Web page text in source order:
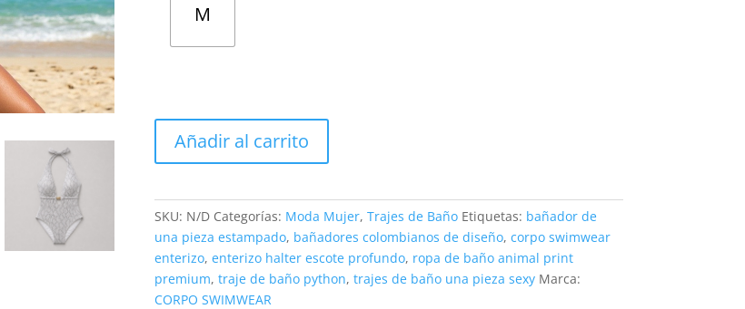
M
Enterizo
Halter
Estampado
de
Pitón
|
Corpo
Añadir al carrito
SKU: N/D Categorías: Moda Mujer, Trajes de Baño Etiquetas: bañador de
una pieza estampado, bañadores colombianos de diseño, corpo swimwear
enterizo, enterizo halter escote profundo, ropa de baño animal print
premium, traje de baño python, trajes de baño una pieza sexy Marca:
CORPO SWIMWEAR